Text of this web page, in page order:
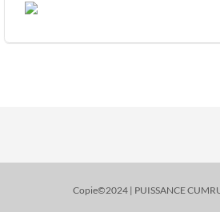
Copie©2024 | PUISSANCE